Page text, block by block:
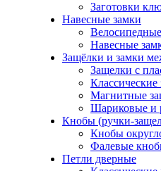
Заготовки
Навесные замки
Навесные
Защёлки и замки
Защелки с
Классические
Магнитные
Шариковые и
Кнобы (ручки-
Кнобы
Фалевые
Петли дверные